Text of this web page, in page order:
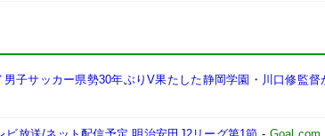
男子サッカー県勢30年ぶりV果たした静岡学園・川口修監